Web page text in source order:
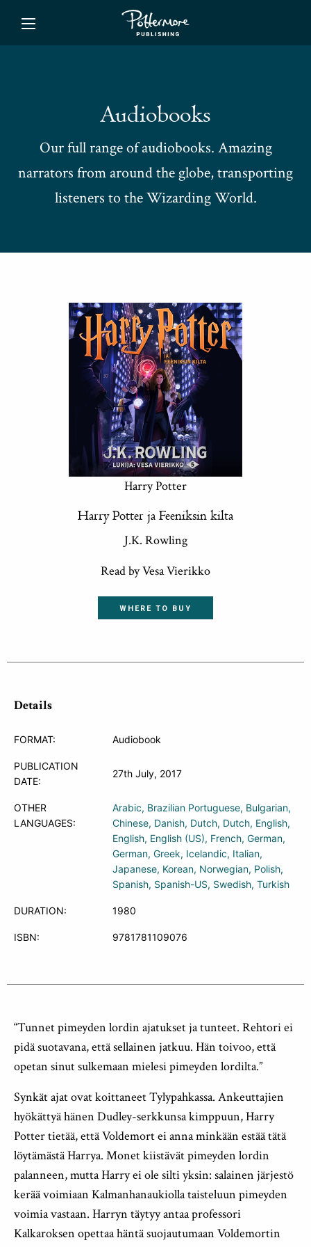
Audiobooks
Our full range of audiobooks. Amazing
narrators from around the globe, transporting
listeners to the Wizarding World.
Harry Potter
Harry Potter ja Feeniksin kilta
J.K. Rowling
Read by Vesa Vierikko
WHERE TO BUY
Details
FORMAT: Audiobook
PUBLICATION
DATE:
27th July, 2017
OTHER
LANGUAGES:
Arabic Brazilian Portuguese Bulgarian
Chinese Danish Dutch Dutch English
English English (US) French German
German Greek Icelandic Italian
Japanese Korean Norwegian Polish
Spanish Spanish-US Swedish Turkish
DURATION: 1980
ISBN: 9781781109076
“Tunnet pimeyden lordin ajatukset ja tunteet. Rehtori ei
pidä suotavana, että sellainen jatkuu. Hän toivoo, että
opetan sinut sulkemaan mielesi pimeyden lordilta.”
Synkät ajat ovat koittaneet Tylypahkassa. Ankeuttajien
hyökättyä hänen Dudley-serkkunsa kimppuun, Harry
Potter tietää, että Voldemort ei anna minkään estää tätä
löytämästä Harrya. Monet kiistävät pimeyden lordin
palanneen, mutta Harry ei ole silti yksin: salainen järjestö
kerää voimiaan Kalmanhanaukiolla taisteluun pimeyden
voimia vastaan. Harryn täytyy antaa professori
Kalkaroksen opettaa häntä suojautumaan Voldemortin